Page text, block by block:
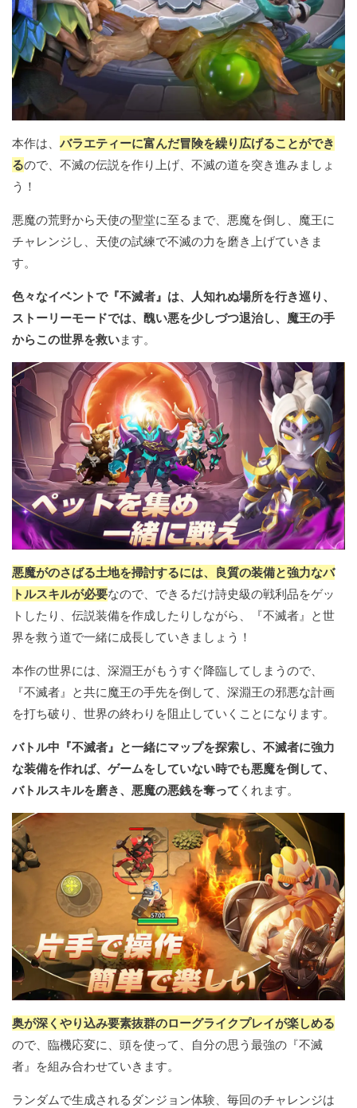
本作は、 バラエティーに富んだ冒険を繰り広げることができ
るので、不滅の伝説を作り上げ、不滅の道を突き進みましょ
う！
悪魔の荒野から天使の聖堂に至るまで、悪魔を倒し、魔王に
チャレンジし、天使の試練で不滅の力を磨き上げていきま
す。
色々なイベントで『不滅者』は、人知れぬ場所を行き巡り、
ストーリーモードでは、醜い悪を少しづつ退治し、魔王の手
からこの世界を救います。
悪魔がのさばる土地を掃討するには、良質の装備と強力なバ
トルスキルが必要なので、できるだけ詩史級の戦利品をゲッ
トしたり、伝説装備を作成したりしながら、『不滅者』と世
界を救う道で一緒に成長していきましょう！
本作の世界には、深淵王がもうすぐ降臨してしまうので、
『不滅者』と共に魔王の手先を倒して、深淵王の邪悪な計画
を打ち破り、世界の終わりを阻止していくことになります。
バトル中『不滅者』と一緒にマップを探索し、不滅者に強力
な装備を作れば、ゲームをしていない時でも悪魔を倒して、
バトルスキルを磨き、悪魔の悪銭を奪って くれます。
奥が深くやり込み要素抜群のローグライクプレイが楽しめる
ので、臨機応変に、頭を使って、自分の思う最強の『不滅
者』を組み合わせていきます。
ランダムで生成されるダンジョン体験、毎回のチャレンジは